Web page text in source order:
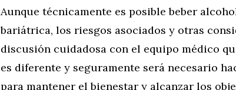
Aunque técnicamente es posible beber
bariátrica, los riesgos asociados y otras
discusión cuidadosa con el equipo médico
es diferente y seguramente será necesario
para mantener el bienestar y alcanzar los